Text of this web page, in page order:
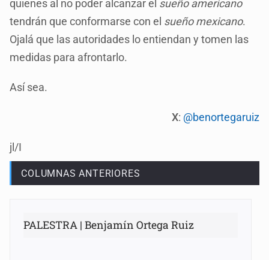
quienes al no poder alcanzar el sueño americano
tendrán que conformarse con el sueño mexicano.
Ojalá que las autoridades lo entiendan y tomen las
medidas para afrontarlo.
Así sea.
X: @benortegaruiz
jl/I
COLUMNAS ANTERIORES
PALESTRA | Benjamín Ortega Ruiz